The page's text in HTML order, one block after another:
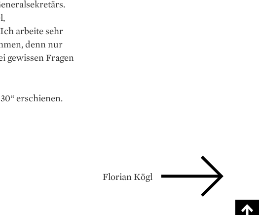
arbeite sehr
denn nur
gewissen Fragen
erschienen.
Florian Kögl